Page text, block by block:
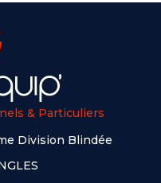
& Particuliers
Division Blindée